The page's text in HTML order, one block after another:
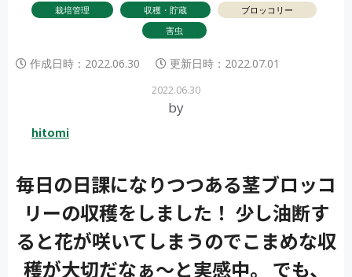
栽培管理 収穫・貯蔵
ブロッコリー
害虫
作成日時： 2022.06.30 更新日時： 2022.07.01
2022.06.30
by
hitomi
毎日の日課になりつつある茎ブロッコ
リーの収穫をしました！ 少し油断す
ると花が咲いてしまうのでこまめな収
穫が大切だなぁ〜と実感中。 でも、